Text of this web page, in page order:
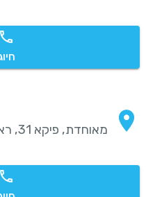
מאוחדת, פיקא 31, ראשון לציון